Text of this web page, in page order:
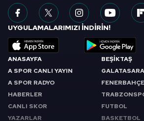
ANASAYFA
A SPOR CANLI YAYIN
A SPOR RADYO
HABERLER
CANLI SKOR
YAZARLAR
BEŞİKTAŞ
FENERBAHÇE
FUTBOL
BASKETBOL
UYGULAMALARIMIZI İNDİRİN!